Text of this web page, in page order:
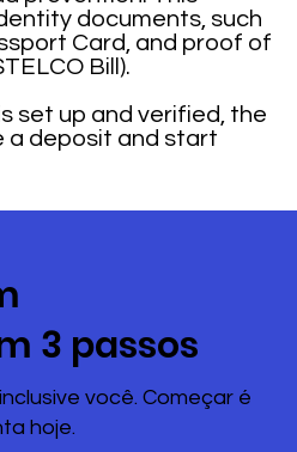
documents, such
Card, and proof of
Bill).
set up and verified, the
a deposit and start
3 passos
você. Começar é
hoje.